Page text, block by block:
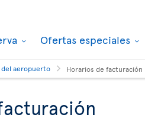
Ofertas especiales
del aeropuerto Horarios de facturación